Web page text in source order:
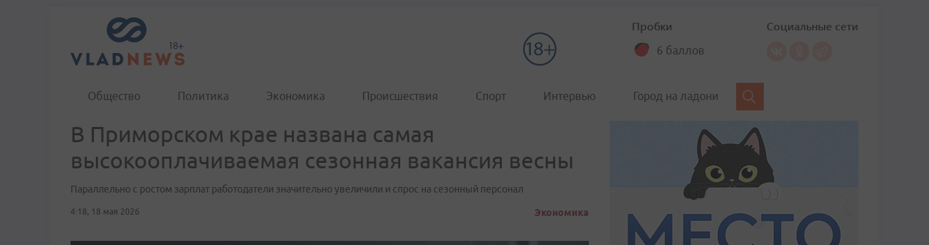
Пробки
6 баллов
Социальные сети
Общество Политика Экономика Происшествия Спорт Интервью Город на ладони
В Приморском крае названа самая
высокооплачиваемая сезонная вакансия весны
Параллельно с ростом зарплат работодатели значительно увеличили и спрос на сезонный персонал
4:18, 18 мая 2026 Экономика